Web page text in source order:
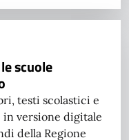
scuole
testi scolastici e
versione digitale
della Regione